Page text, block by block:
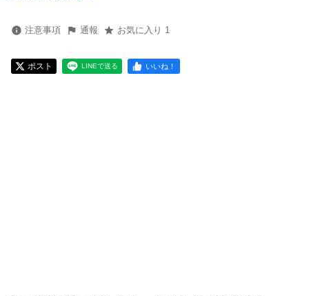
注意事項 通報 お気に入り 1
ポスト LINEで送る いいね！